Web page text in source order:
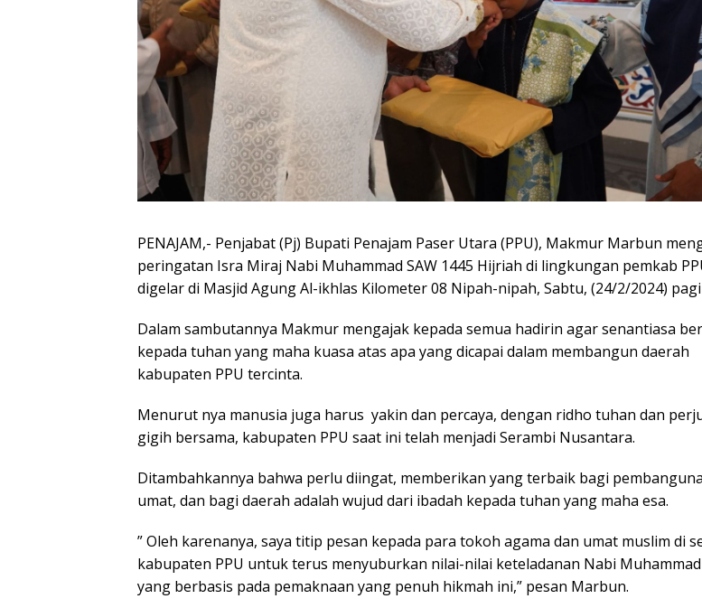
PENAJAM,- Penjabat (Pj) Bupati Penajam Paser Utara (PPU), Makmur Marbun
peringatan Isra Miraj Nabi Muhammad SAW 1445 Hijriah di lingkungan pemkab
digelar di Masjid Agung Al-ikhlas Kilometer 08 Nipah-nipah, Sabtu, (24/2/2024) pagi
Dalam sambutannya Makmur mengajak kepada semua hadirin agar senantiasa
kepada tuhan yang maha kuasa atas apa yang dicapai dalam membangun daerah
kabupaten PPU tercinta.
Menurut nya manusia juga harus yakin dan percaya, dengan ridho tuhan dan
gigih bersama, kabupaten PPU saat ini telah menjadi Serambi Nusantara.
Ditambahkannya bahwa perlu diingat, memberikan yang terbaik bagi
umat, dan bagi daerah adalah wujud dari ibadah kepada tuhan yang maha esa.
” Oleh karenanya, saya titip pesan kepada para tokoh agama dan umat muslim di
kabupaten PPU untuk terus menyuburkan nilai-nilai keteladanan Nabi Muhammad
yang berbasis pada pemaknaan yang penuh hikmah ini,” pesan Marbun.